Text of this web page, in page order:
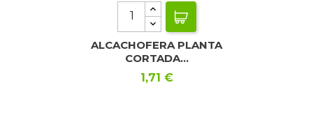
ALCACHOFERA PLANTA
CORTADA...
Precio
1,71 €